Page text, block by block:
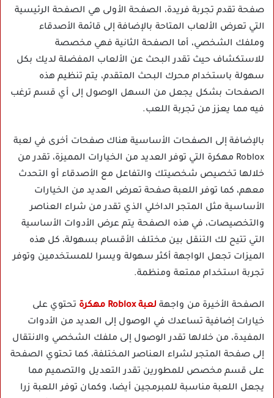
صفحة تقدم تجربة فريدة، الصفحة الأولى هي الصفحة الرئيسية
التي تعرض الألعاب المتاحة بالإضافة إلى قائمة الأصدقاء
وملفك الشخصي، أما الصفحة الثانية فهي مخصصة
للاستكشاف حيث تقدر البحث عن الألعاب المفضلة لديك بكل
سهولة باستخدام محرك البحث المتقدم، يتم تنظيم هذه
الصفحات بشكل يجعل من السهل الوصول إلى أي قسم ترغب
فيه مما يعزز من تجربة اللعب.
بالإضافة إلى الصفحات الأساسية هناك صفحات أخرى في لعبة
Roblox مهكرة التي توفر العديد من الخيارات المميزة، تقدر من
خلالها تخصيص شخصيتك والتفاعل مع الأصدقاء أو التحدث
معهم، كما توفر اللعبة صفحة تعرض العديد من الخيارات
الأساسية مثل المتجر الداخلي الذي تقدر من شراء العناصر
والتخصيصات، في هذه الصفحة يتم عرض الأدوات الأساسية
التي تتيح لك التنقل بين مختلف الأقسام بسهولة، كل هذه
الميزات تجعل الواجهة أكثر سهولة ويسرا للمستخدمين وتوفر
تجربة استخدام ممتعة ومنظمة.
الصفحة الأخيرة من واجهة لعبة Roblox مهكرة
تحتوي على
خيارات إضافية تساعدك في الوصول إلى العديد من الأدوات
المفيدة، من خلالها تقدر الوصول إلى ملفك الشخصي والانتقال
إلى صفحة المتجر لشراء العناصر المختلفة، كما تحتوي الصفحة
على قسم مخصص للمطورين تقدر التعديل والتصميم مما
يجعل اللعبة مناسبة للمبرمجين أيضا، وكمان توفر اللعبة زرا